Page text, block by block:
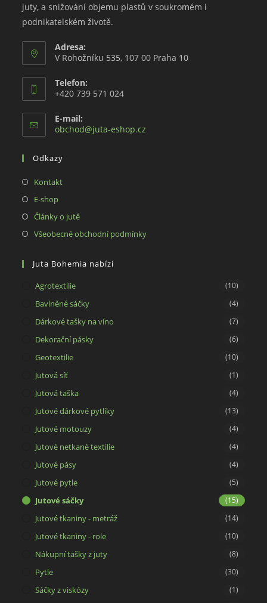
juty, a snižování objemu plastů v soukromém i
podnikatelském životě.
Adresa:
V Rohožníku 535, 107 00 Praha 10
Telefon:
+420 739 571 024
E-mail:
obchod@juta-eshop.cz
Odkazy
KontaktOpens
a
tab
E-shopOpens
in
tab
Články o jutěOpens
in
new
Všeobecné obchodní podmínkyOpens
Juta Bohemia nabízí
Agrotextilie (10)
Bavlněné sáčky (4)
Dárkové tašky na víno (7)
Dekorační pásky (6)
Geotextilie (10)
Jutová síť (1)
Jutová taška (4)
Jutové dárkové pytlíky (13)
Jutové motouzy (4)
Jutové netkané textilie (4)
Jutové pásy (4)
Jutové pytle (5)
Jutové sáčky (15)
Jutové tkaniny - metráž (14)
Jutové tkaniny - role (10)
Nákupní tašky z juty (8)
Pytle (30)
Sáčky z viskózy (1)